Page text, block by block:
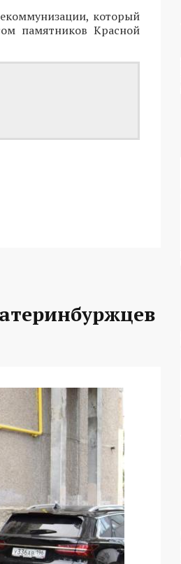
который
памятников Красной